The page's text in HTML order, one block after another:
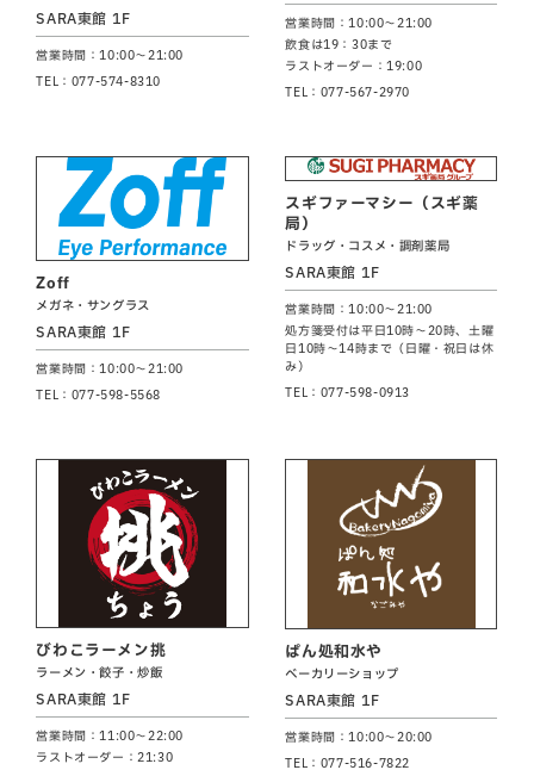
SARA東館 1F
営業時間：10:00～21:00
TEL：077-574-8310
営業時間：10:00～21:00
飲食は19：30まで
ラストオーダー：19:00
TEL：077-567-2970
Zoff
メガネ・サングラス
SARA東館 1F
営業時間：10:00～21:00
TEL：077-598-5568
スギファーマシー（スギ薬
局）
ドラッグ・コスメ・調剤薬局
SARA東館 1F
営業時間：10:00～21:00
処方箋受付は平日10時～20時、土曜
日10時～14時まで（日曜・祝日は休
み）
TEL：077-598-0913
びわこラーメン挑
ラーメン・餃子・炒飯
SARA東館 1F
営業時間：11:00～22:00
ラストオーダー：21:30
ぱん処和水や
ベーカリーショップ
SARA東館 1F
営業時間：10:00～20:00
TEL：077-516-7822